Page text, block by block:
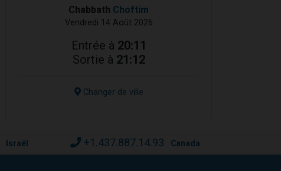
Chabbath Choftim
Vendredi 14 Août 2026
Entrée à 20:11
Sortie à 21:12
Changer de ville
Israël +1.437.887.14.93 Canada